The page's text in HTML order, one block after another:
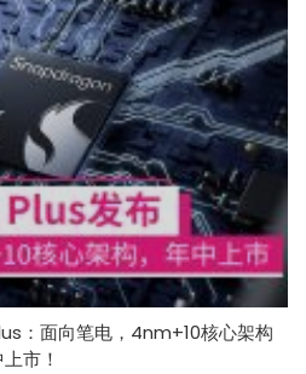
：面向笔电，4nm+10核心架构
市！